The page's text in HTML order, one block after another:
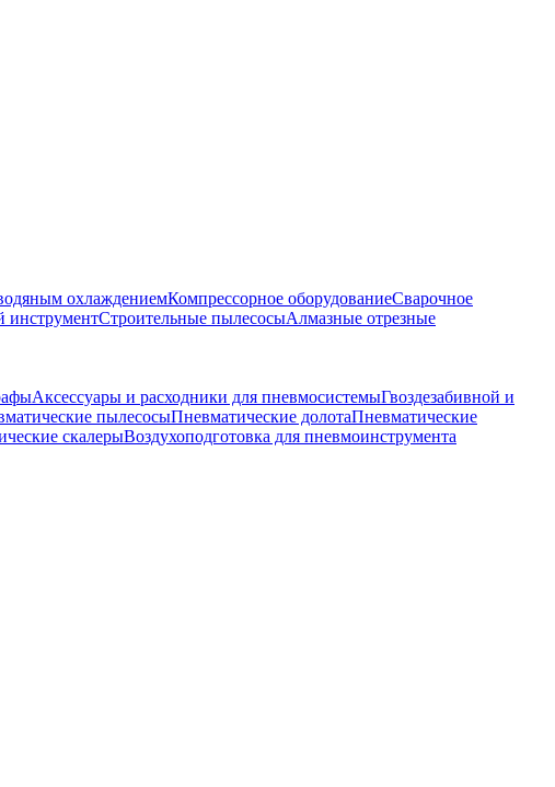
охлаждениемКомпрессорное оборудованиеСварочное
инструментСтроительные пылесосыАлмазные отрезные
Аксессуары и расходники для пневмосистемыГвоздезабивной и
пылесосыПневматические долотаПневматические
скалерыВоздухоподготовка для пневмоинструмента